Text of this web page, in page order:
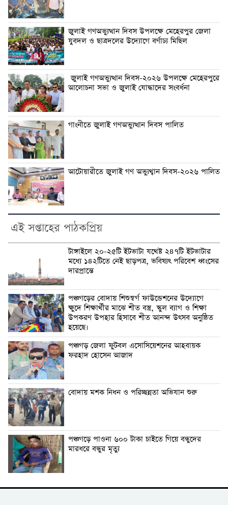
জুলাই গণঅভ্যুত্থান দিবস উপলক্ষে মেহেরপুর জেলা
যুবদল ও ছাত্রদলের উদ্যোগে বর্ণাঢ্য মিছিল
জুলাই গণঅভ্যুত্থান দিবস-২০২৬ উপলক্ষে মেহেরপুরে
আলোচনা সভা ও জুলাই যোদ্ধাদের সংবর্ধনা
গাংনীতে জুলাই গণঅভ্যুত্থান দিবস পালিত
আটোয়ারীতে জুলাই গণ অভ্যুথ্বান দিবস-২০২৬ পালিত
এই সপ্তাহের পাঠকপ্রিয়
টাঙ্গাইলে ২০-২৫টি ইটভাটা যথেষ্ট ২৪৭টি ইটভাটার
মধ্যে ১৪২টিতে নেই ছাড়পত্র, ভবিষ্যৎ পরিবেশ ধ্বংসের
দারপ্রান্তে
পঞ্চগড়ের বোদায় শিশুস্বর্গ ফাউন্ডেশনের উদ্যোগে
ক্ষুদে শিক্ষার্থীর মাঝে শীত বস্ত্র, স্কুল ব্যাগ ও শিক্ষা
উপকরণ উপহার হিসাবে শীত আনন্দ উৎসব অনুষ্ঠিত
হয়েছে।
পঞ্চগড় জেলা ফুটবল এসোসিয়েশনের আহবায়ক
ফরহাদ হোসেন আজাদ
বোদায় মশক নিধন ও পরিচ্ছন্নতা অভিযান শুরু
পঞ্চগড়ে পাওনা ৬০০ টাকা চাইতে গিয়ে বন্ধুদের
মারধরে বন্ধুর মৃত্যু